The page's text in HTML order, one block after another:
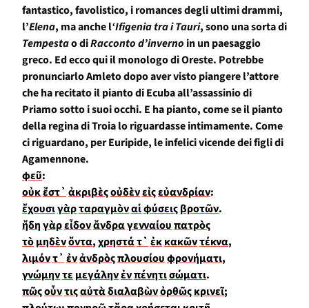
fantastico, favolistico, i romances degli ultimi drammi,
l’Elena, ma anche l‘Ifigenia tra i Tauri, sono una sorta di
Tempestao diRacconto d’inverno in un paesaggio
greco. Ed ecco qui il monologo di Oreste. Potrebbe
pronunciarlo Amleto dopo aver visto piangere l’attore
che ha recitato il pianto di Ecuba all’assassinio di
Priamo sotto i suoi occhi. E ha pianto, come se il pianto
della regina di Troia lo riguardasse intimamente. Come
ci riguardano, per Euripide, le infelici vicende dei figli di
Agamennone.
φεῦ:
οὐκἔστ᾽ἀκριβὲςοὐδὲνεἰςεὐανδρίαν:
ἔχουσιγὰρταραγμὸναἱφύσειςβροτῶν.
ἤδηγὰρεἶδονἄνδραγενναίουπατρὸς
τὸμηδὲνὄντα,χρηστάτ᾽ἐκκακῶντέκνα,
λιμόντ᾽ἐνἀνδρὸςπλουσίουφρονήματι,
γνώμηντεμεγάληνἐνπένητισώματι.
πῶςοὖντιςαὐτὰδιαλαβὼνὀρθῶςκρινεῖ;